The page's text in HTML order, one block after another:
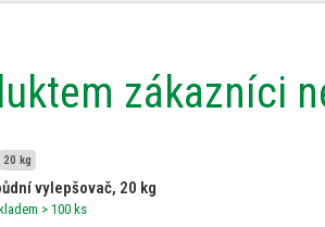
zákazníci
20 kg
vylepšovač, 20 kg
> 100 ks